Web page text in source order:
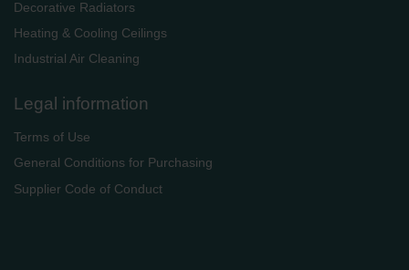
Decorative Radiators
Heating & Cooling Ceilings
Industrial Air Cleaning
Legal information
Terms of Use
General Conditions for Purchasing
Supplier Code of Conduct